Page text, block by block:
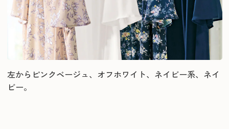
左からピンクベージュ、オフホワイト、ネイビー系、ネイ
ビー。